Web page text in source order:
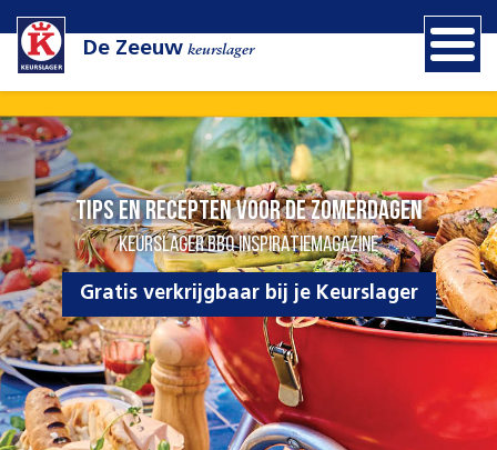
De Zeeuwkeurslager
Tips en recepten voor de zomerdagen
KEURSLAGER BBQ INSPIRATIEMAGAZINE
Gratis verkrijgbaar bij je Keurslager